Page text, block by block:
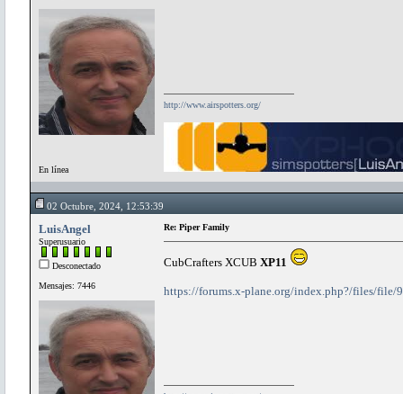
En línea
http://www.airspotters.org/
02 Octubre, 2024, 12:53:39
LuisAngel
Superusuario
Desconectado
Mensajes: 7446
Re: Piper Family
CubCrafters XCUB XP11
https://forums.x-plane.org/index.php?/files/file/